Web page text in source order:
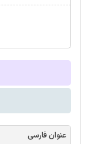
عنوان فارسی